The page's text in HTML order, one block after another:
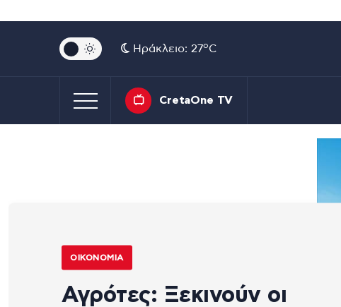
Ηράκλειο: 27oC
CretaOne TV
ΟΙΚΟΝΟΜΊΑ
Αγρότες: Ξεκινούν οι